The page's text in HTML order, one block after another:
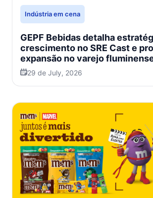
Indústria em cena
GEPF Bebidas detalha
crescimento no SRE Cast e
expansão no varejo
29 de July, 2026